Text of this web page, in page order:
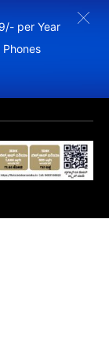
per Year
Phones